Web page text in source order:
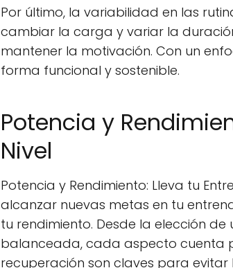
Por último, la variabilidad en las
cambiar la carga y variar la
mantener la motivación. Con un
forma funcional y sostenible.
Potencia y
Nivel
Potencia y Rendimiento: Lleva tu
alcanzar nuevas metas en tu
tu rendimiento. Desde la elección
balanceada, cada aspecto cuenta
recuperación son claves para evitar